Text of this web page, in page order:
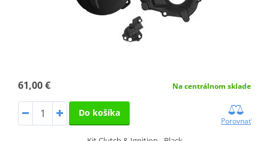
61,00 € Na centrálnom sklade
Do košíka
Porovnať